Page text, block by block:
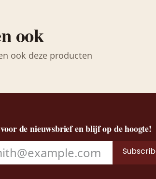
ook
ook deze producten
de nieuwsbrief en blijf op de hoogte!